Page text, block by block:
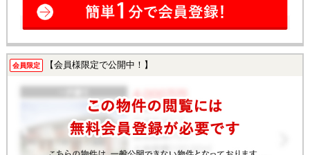
会員限定 【会員様限定で公開中！】